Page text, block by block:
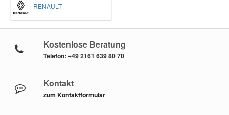
RENAULT
Kostenlose Beratung
Telefon: +49 2161 639 80 70
Kontakt
zum Kontaktformular